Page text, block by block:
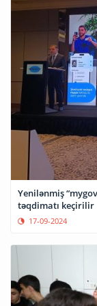
Yenilənmiş
təqdimatı keçirilir
17-09-2024